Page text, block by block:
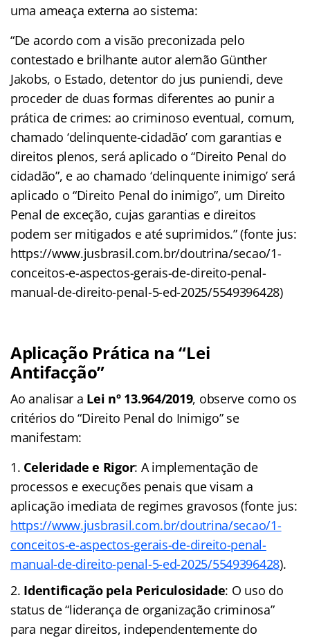
uma ameaça externa ao sistema:
“De acordo com a visão preconizada pelo
contestado e brilhante autor alemão Günther
Jakobs, o Estado, detentor do jus puniendi, deve
proceder de duas formas diferentes ao punir a
prática de crimes: ao criminoso eventual, comum,
chamado ‘delinquente-cidadão’ com garantias e
direitos plenos, será aplicado o “Direito Penal do
cidadão”, e ao chamado ‘delinquente inimigo’ será
aplicado o “Direito Penal do inimigo”, um Direito
Penal de exceção, cujas garantias e direitos
podem ser mitigados e até suprimidos.” (fonte jus:
https://www.jusbrasil.com.br/doutrina/secao/1-
conceitos-e-aspectos-gerais-de-direito-penal-
manual-de-direito-penal-5-ed-2025/5549396428)
Aplicação Prática na “Lei
Antifacção”
Ao analisar a Lei nº 13.964/2019, observe como os
critérios do “Direito Penal do Inimigo” se
manifestam:
Celeridade e Rigor: A implementação de
processos e execuções penais que visam a
aplicação imediata de regimes gravosos (fonte jus:
https://www.jusbrasil.com.br/doutrina/secao/1-
conceitos-e-aspectos-gerais-de-direito-penal-
manual-de-direito-penal-5-ed-2025/5549396428).
Identificação pela Periculosidade: O uso do
status de “liderança de organização criminosa”
para negar direitos, independentemente do